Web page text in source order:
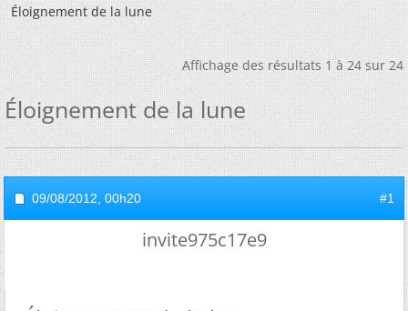
Éloignement de la lune
Affichage des résultats 1 à 24 sur 24
Éloignement de la lune
09/08/2012, 00h20 #1
invite975c17e9